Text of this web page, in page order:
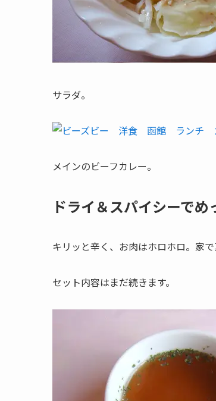
サラダ。
メインのビーフカレー。
ドライ＆スパイシーでめ
キリッと辛く、お肉はホロホロ。家
セット内容はまだ続きます。